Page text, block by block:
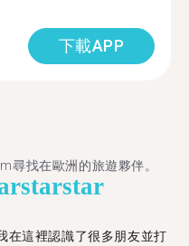
下載APP
尋找在歐洲的旅遊夥伴。
starstar
在這裡認識了很多朋友並打